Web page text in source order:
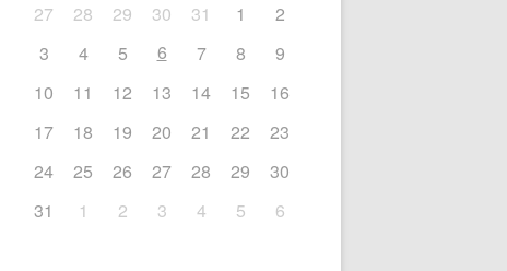
27
28 29 30 31 1
2
3
4 5 6 7 8
9
10
11 12 13 14 15
16
17
18 19 20 21 22
23
24
25 26 27 28 29
30
31
1 2 3 4 5 6